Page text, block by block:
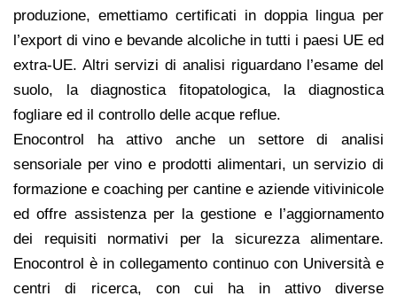
produzione, emettiamo certificati in doppia lingua per
l’export di vino e bevande alcoliche in tutti i paesi UE ed
extra-UE. Altri servizi di analisi riguardano l’esame del
suolo, la diagnostica fitopatologica, la diagnostica
fogliare ed il controllo delle acque reflue.
Enocontrol ha attivo anche un settore di analisi
sensoriale per vino e prodotti alimentari, un servizio di
formazione e coaching per cantine e aziende vitivinicole
ed offre assistenza per la gestione e l’aggiornamento
dei requisiti normativi per la sicurezza alimentare.
Enocontrol è in collegamento continuo con Università e
centri di ricerca, con cui ha in attivo diverse